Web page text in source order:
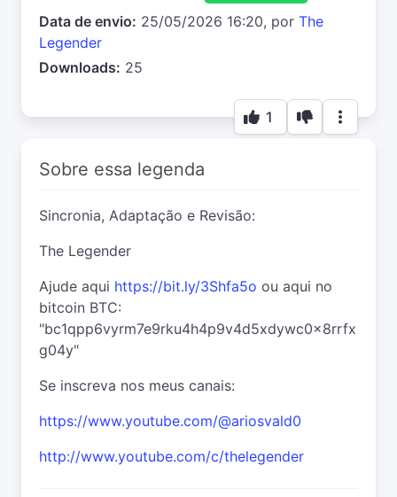
Data de envio: 25/05/2026 16:20, por The
Legender
Downloads: 25
1
Sobre essa legenda
Sincronia, Adaptação e Revisão:
The Legender
Ajude aqui https://bit.ly/3Shfa5o ou aqui no
bitcoin BTC:
"bc1qpp6vyrm7e9rku4h4p9v4d5xdywc0x8rrfx
g04y"
Se inscreva nos meus canais:
https://www.youtube.com/@ariosvald0
http://www.youtube.com/c/thelegender